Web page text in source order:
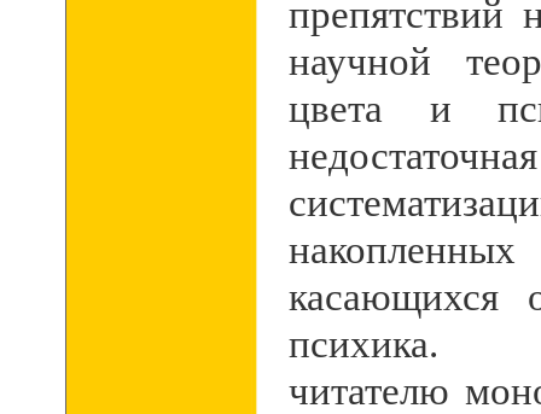
препятствий
научной
цвета и
касающихся
психика.
читателю